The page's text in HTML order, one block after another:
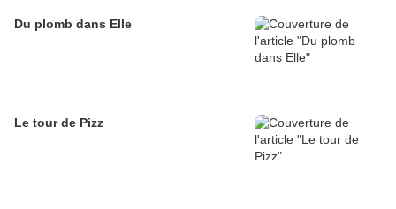
Du plomb dans Elle
Le tour de Pizz